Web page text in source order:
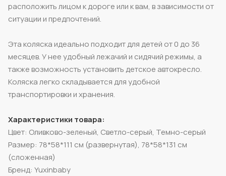
расположить лицом к дороге или к вам, в зависимости от
ситуации и предпочтений.
Эта коляска идеально подходит для детей от 0 до 36
месяцев. У нее удобный лежачий и сидячий режимы, а
также возможность установить детское автокресло.
Коляска легко складывается для удобной
транспортировки и хранения.
Характеристики товара:
Цвет: Оливково-зеленый, Светло-серый, Темно-серый
Размер: 78*58*111 см (развернутая), 78*58*131 см
(сложенная)
Бренд: Yuxinbaby